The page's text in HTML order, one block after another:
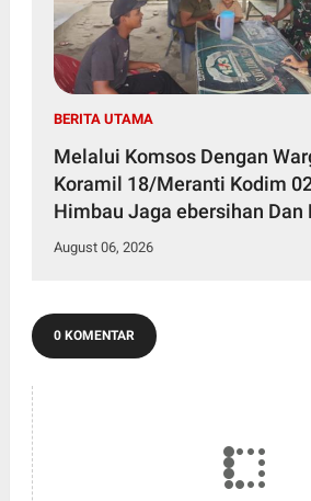
BERITA UTAMA
Melalui Komsos Dengan
Koramil 18/Meranti Kodim
Himbau Jaga ebersihan
August 06, 2026
0 KOMENTAR